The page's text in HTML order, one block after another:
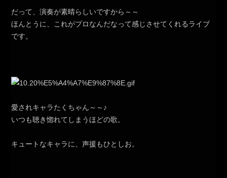
だって、演奏が素晴らしいですから～～
ほんとうに、これがプロなんだなって感じさせてくれるライブ
です。
愛されキャラたくちゃん～～♪
いつも聴き惚れてしまうほどの歌。
キュートなキャラに、声援もひとしお。